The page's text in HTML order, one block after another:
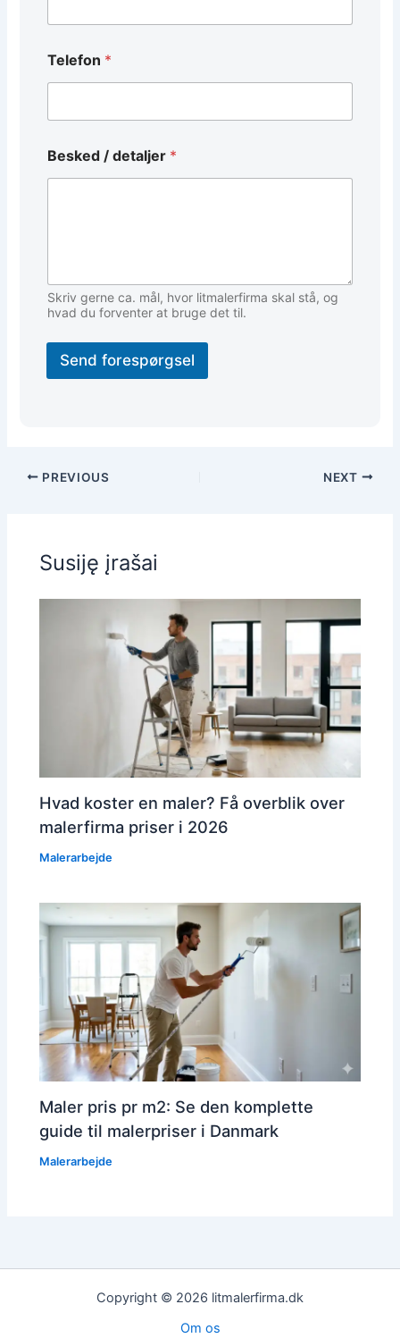
Telefon *
E
m
i
l
Besked / detaljer *
Skriv gerne ca. mål, hvor litmalerfirma skal stå, og
hvad du forventer at bruge det til.
Send forespørgsel
PREVIOUS NEXT
Susiję įrašai
Hvad koster en maler? Få overblik over
malerfirma priser i 2026
Malerarbejde
Maler pris pr m2: Se den komplette
guide til malerpriser i Danmark
Malerarbejde
Copyright © 2026 litmalerfirma.dk
Om os